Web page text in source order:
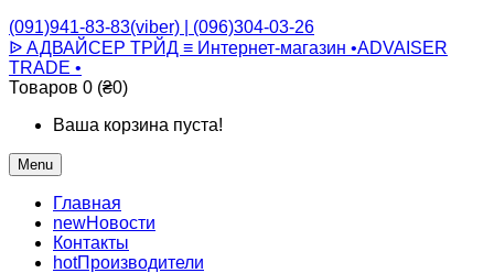
(091)941-83-83(viber) | (096)304-03-26
ᐉ АДВАЙСЕР ТРЙД ≡ Интернет-магазин •ADVAISER
TRADE •
Товаров 0 (₴0)
Ваша корзина пуста!
Menu
Главная
newНовости
Контакты
hotПроизводители